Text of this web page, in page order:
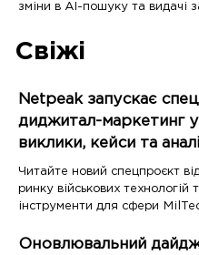
зміни в AI-пошуку та видачі
Свіжі
Netpeak запускає
диджитал-маркетинг
виклики, кейси та
Читайте новий спецпроєкт
ринку військових
інструменти для сфери
Оновлювальний